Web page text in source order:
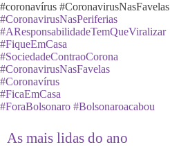
#coronavírus #CoronavirusNasFavelas
#CoronavirusNasPeriferias
#AResponsabilidadeTemQueViralizar
#FiqueEmCasa
#SociedadeContraoCorona
#CoronavirusNasFavelas
#Coronavírus
#FicaEmCasa
#ForaBolsonaro #Bolsonaroacabou
As mais lidas do ano